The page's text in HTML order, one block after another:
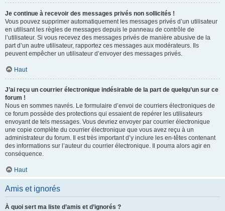
Je continue à recevoir des messages privés non sollicités !
Vous pouvez supprimer automatiquement les messages privés d’un utilisateur
en utilisant les règles de messages depuis le panneau de contrôle de
l’utilisateur. Si vous recevez des messages privés de manière abusive de la
part d’un autre utilisateur, rapportez ces messages aux modérateurs. Ils
peuvent empêcher un utilisateur d’envoyer des messages privés.
Haut
J’ai reçu un courrier électronique indésirable de la part de quelqu’un sur ce
forum !
Nous en sommes navrés. Le formulaire d’envoi de courriers électroniques de
ce forum possède des protections qui essaient de repérer les utilisateurs
envoyant de tels messages. Vous devriez envoyer par courrier électronique
une copie complète du courrier électronique que vous avez reçu à un
administrateur du forum. Il est très important d’y inclure les en-têtes contenant
des informations sur l’auteur du courrier électronique. Il pourra alors agir en
conséquence.
Haut
Amis et ignorés
À quoi sert ma liste d’amis et d’ignorés ?